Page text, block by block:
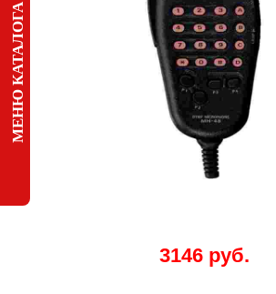
МЕНЮ КАТАЛОГА
3146 руб.